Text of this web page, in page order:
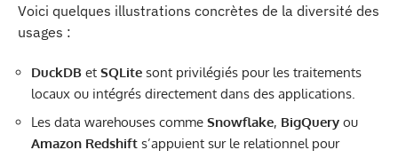
Voici quelques illustrations concrètes de la diversité des
usages :
DuckDB et SQLite sont privilégiés pour les traitements
locaux ou intégrés directement dans des applications.
Les data warehouses comme Snowflake, BigQuery ou
Amazon Redshift s’appuient sur le relationnel pour